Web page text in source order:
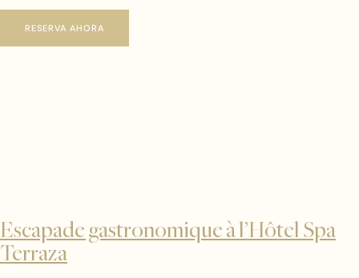
RESERVA AHORA
Escapade gastronomique à l’Hôtel Spa
Terraza